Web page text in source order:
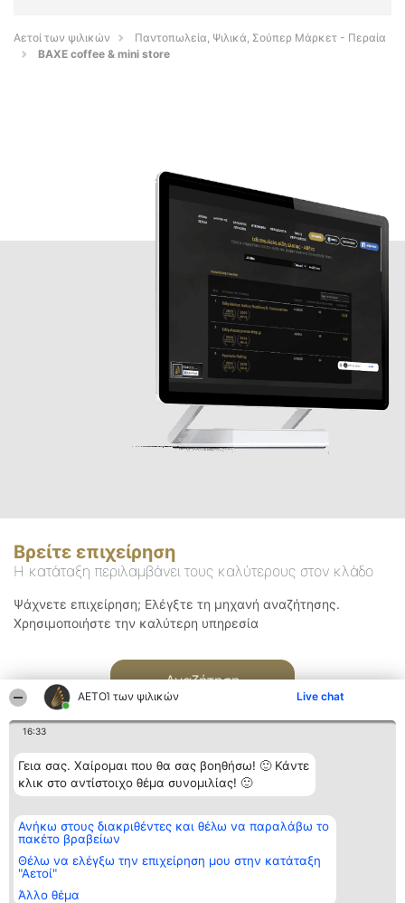
ΑΕΤΟΊ των ψιλικών Live chat
16:33
Γεια σας. Χαίρομαι που θα σας βοηθήσω! 🙂 Κάντε
κλικ στο αντίστοιχο θέμα συνομιλίας! 🙂
Ανήκω στους διακριθέντες και θέλω να παραλάβω το
πακέτο βραβείων
Θέλω να ελέγξω την επιχείρηση μου στην κατάταξη
"Αετοί"
Άλλο θέμα
Αετοί των ψιλικών
Παντοπωλεία, Ψιλικά, Σούπερ Μάρκετ - Περαία
BAXE coffee & mini store
Βρείτε επιχείρηση
Η κατάταξη περιλαμβάνει τους καλύτερους στον κλάδο
Ψάχνετε επιχείρηση; Ελέγξτε τη μηχανή αναζήτησης.
Χρησιμοποιήστε την καλύτερη υπηρεσία
Αναζήτηση
Διοργανωτής της
κατάταξης
BEAUTIFUL COMPANY
ΤΗΛ. ΕΠΙΚΟΙΝΩΝΙΑΣ:
2104128019
email:
Κατάταξη
Διακριθέντες
των
διακριθέντων
Επικοινωνία
Επικοινωνία